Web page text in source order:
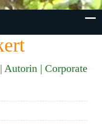
| Corporate